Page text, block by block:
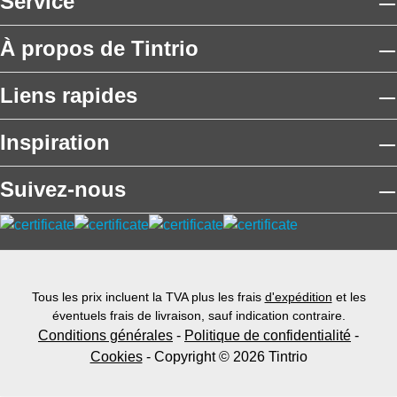
À propos de Tintrio
Liens rapides
Inspiration
Suivez-nous
Tous les prix incluent la TVA plus les frais d'expédition et les
éventuels frais de livraison, sauf indication contraire.
Conditions générales - Politique de confidentialité -
Cookies- Copyright © 2026 Tintrio